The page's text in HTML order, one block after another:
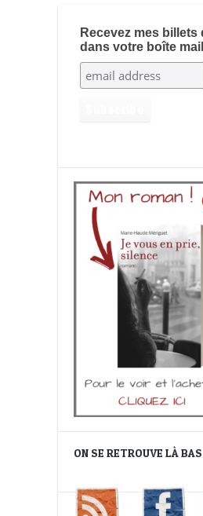
Recevez mes billets
dans votre boîte
ON SE RETROUVE LÀ